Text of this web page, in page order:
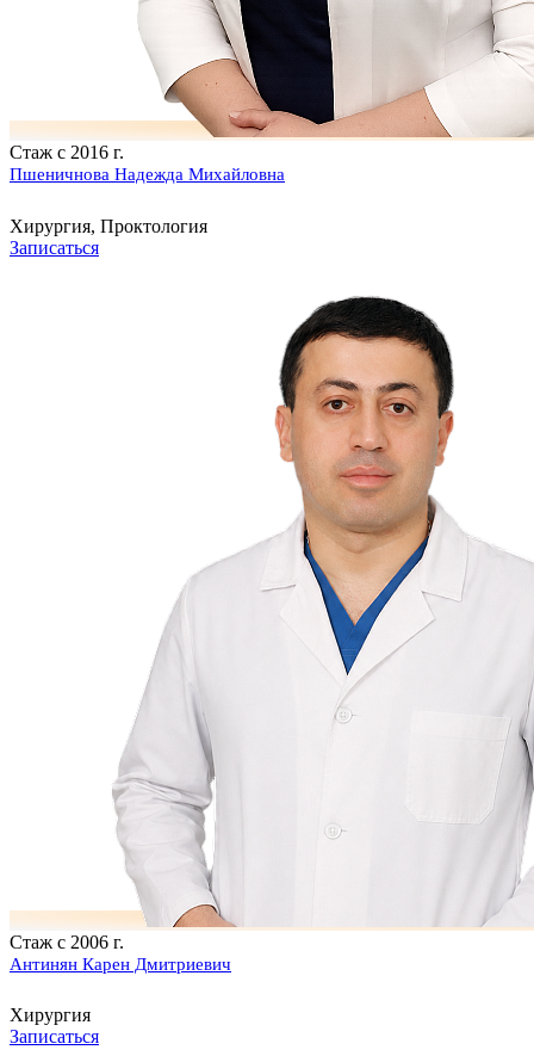
Стаж с 2016 г.
Пшеничнова Надежда Михайловна
Хирургия, Проктология
Записаться
Стаж с 2006 г.
Антинян Карен Дмитриевич
Хирургия
Записаться